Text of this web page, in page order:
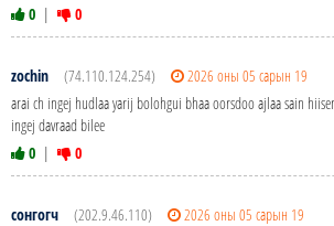
0 | 0
zochin (74.110.124.254)
2026 оны 05 сарын 19
arai ch ingej hudlaa yarij bolohgui bhaa oorsdoo ajlaa sain
ingej davraad bilee
0 | 0
сонгогч (202.9.46.110) 2026 оны 05 сарын 19